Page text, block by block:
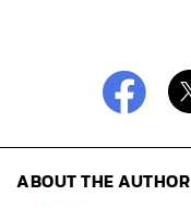
ABOUT THE AUTHOR